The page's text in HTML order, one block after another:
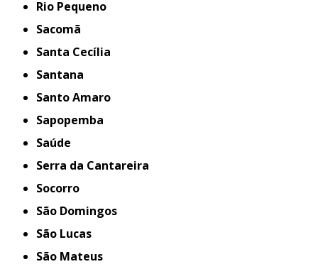
Rio Pequeno
Sacomã
Santa Cecília
Santana
Santo Amaro
Sapopemba
Saúde
Serra da Cantareira
Socorro
São Domingos
São Lucas
São Mateus